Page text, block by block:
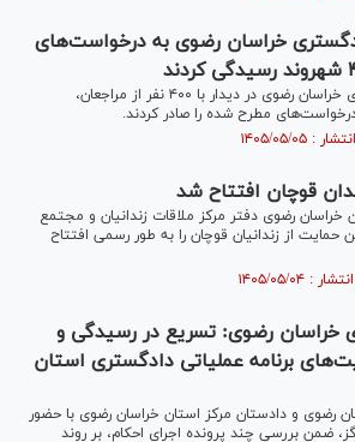
خراسان رضوی به درخواست‌های
مسئولان قضایی دادگستری خراسان رضوی در دیدار با ۴۰۰ نفر از مراجعان،
مطرح شده را صادر کردند.
رضوی دفتر مرکز ملاقات زندانیان و مجتمع
حمایت از زندانیان قوچان را به طور رسمی افتتاح
خراسان رضوی: تسریع در رسیدگی و
برنامه عملیاتی دادگستری استان
رضوی و دادستان مرکز استان خراسان رضوی با حضور
ضمن بررسی چند پرونده اجرای احکام، بر روند